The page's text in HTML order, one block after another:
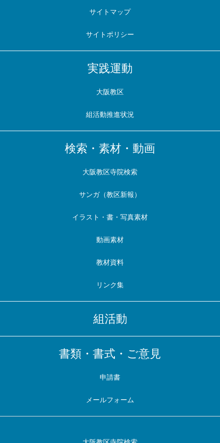
サイトマップ
サイトポリシー
実践運動
大阪教区
組活動推進状況
検索・素材・動画
大阪教区寺院検索
サンガ（教区新報）
イラスト・書・写真素材
動画素材
教材資料
リンク集
組活動
書類・書式・ご意見
申請書
メールフォーム